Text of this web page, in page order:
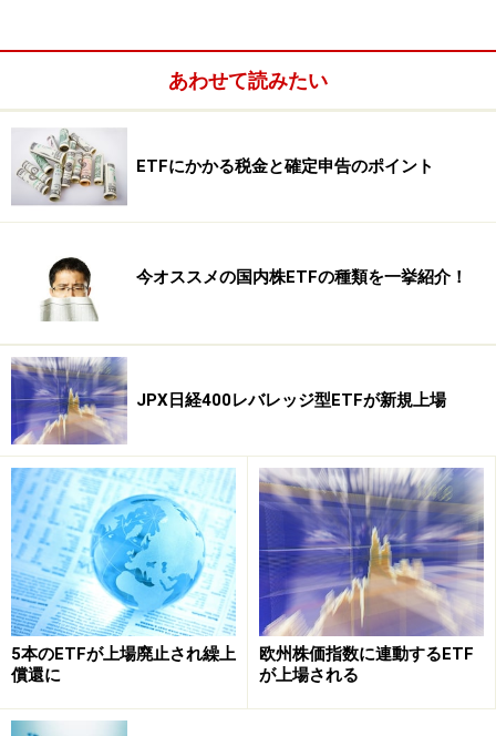
そんな中注目されているのが個人投資家にもアクセスし
やすいリートETFやリートファンドです（リートやリー
トETFの特徴については「リートに投資するETFの分配
金をチェック！
非上場の一般のリートファンドが現在170本以上もある
くありません。一般のファンドの方がETFより商品の選
択肢は豊富です。しかし、同じ投資対象のものであれ
ば、保有コストが安いETFのほうがおすすめです。現在
売り出されているリートファンドの多くがアクティブ型
で信託報酬が高め。コスト負担の重さから、長期の運用
成績でベンチマークに負けているファンドが多い傾向が
あるからです。
あわせて読みたい
ETFにかかる税金と確定申告のポイント
今オススメの国内株ETFの種類を一挙紹介！
JPX日経400レバレッジ型ETFが新規上場
5本のETFが上場廃止され繰上
償還に
欧州株価指数に連動するETF
が上場される